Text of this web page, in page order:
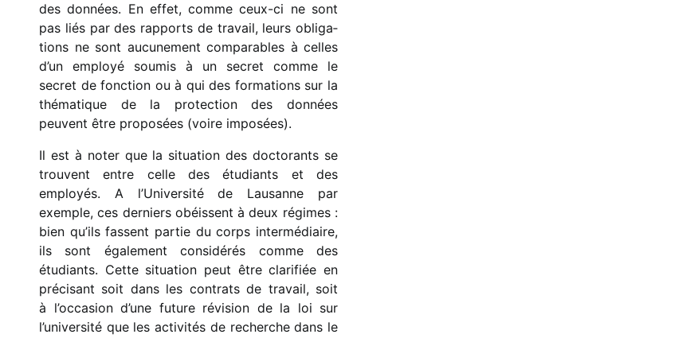
des données. En effet, comme ceux-ci ne sont
pas liés par des rapports de travail, leurs obli­ga­
tions ne sont aucu­ne­ment compa­rables à celles
d’un employé soumis à un secret comme le
secret de fonc­tion ou à qui des forma­tions sur la
théma­tique de la protec­tion des données
peuvent être propo­sées (voire imposées).
Il est à noter que la situa­tion des docto­rants se
trouvent entre celle des étudiants et des
employés. A l’Université de Lausanne par
exemple, ces derniers obéissent à deux régimes :
bien qu’ils fassent partie du corps inter­mé­diaire,
ils sont égale­ment consi­dé­rés comme des
étudiants. Cette situa­tion peut être clari­fiée en
préci­sant soit dans les contrats de travail, soit
à l’occasion d’une future révi­sion de la loi sur
l’université que les acti­vi­tés de recherche dans le